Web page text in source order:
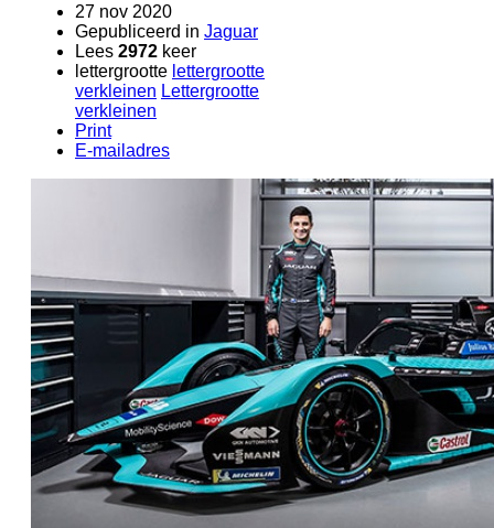
27 nov 2020
Gepubliceerd in Jaguar
Lees 2972 keer
lettergrootte lettergrootte
verkleinen Lettergrootte
verkleinen
Print
E-mailadres